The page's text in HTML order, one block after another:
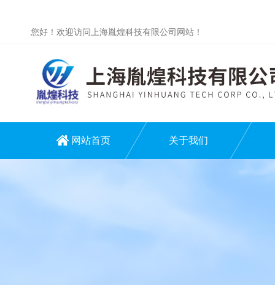
您好！欢迎访问上海胤煌科技有限公司网站！
网站首页 关于我们